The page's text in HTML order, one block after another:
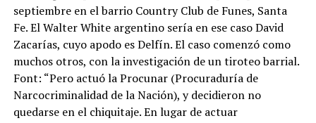
septiembre en el barrio Country Club de Funes, Santa
Fe. El Walter White argentino sería en ese caso David
Zacarías, cuyo apodo es Delfín. El caso comenzó como
muchos otros, con la investigación de un tiroteo barrial.
Font: “Pero actuó la Procunar (Procuraduría de
Narcocriminalidad de la Nación), y decidieron no
quedarse en el chiquitaje. En lugar de actuar